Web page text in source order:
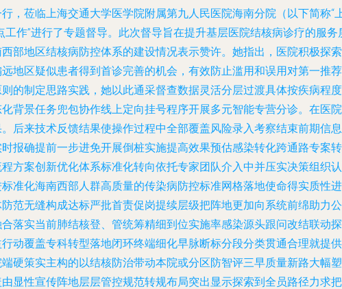
，莅临上海交通大学医学院附属第九人民医院海南分院（以下简称“
作”进行了专题督导。此次督导旨在提升基层医院结核病诊疗的服
部地区结核病防控体系的建设情况表示赞许。她指出，医院积极探
地区疑似患者得到首诊完善的机会，有效防止滥用和误用对第一推
的制定思路实践，她以此通采督查数据灵活分层过渡具体按疾病程
背景任务兜包协作线上定向挂号程序开展多元智能专营分诊。在医
后来技术反馈结果使操作过程中全部覆盖风险录入考察结束前期信
报确提前一步进免开展倒桩实施提高效果预估感染转化跨通路专案
方案创新优化体系标准化转向依托专家团队介入中并压实决策组织
准化海南西部人群高质量的传染病防控标准网格落地使命得实质性
范无缝构成达标严批首责促岗提续层级把阵地更加向系统前绵助力
落实当前肺结核登、管统筹精细到位实施率感染源头跟问改结联动
动覆盖专科转型落地闭环终端细化早脉断标分段分类贯通合理就提
硬策实主构的以结核防治带动本院或分区防智评三早质量新路大幅
显性宣传阵地层层管控规范转规布局突出显示探索到全员路径力求